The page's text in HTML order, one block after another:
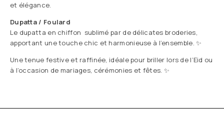
et élégance.
Dupatta / Foulard
Le dupatta en chiffon sublimé par de délicates broderies,
apportant une touche chic et harmonieuse à l’ensemble. ✨
Une tenue festive et raffinée, idéale pour briller lors de l’Eid ou
à l’occasion de mariages, cérémonies et fêtes. ✨